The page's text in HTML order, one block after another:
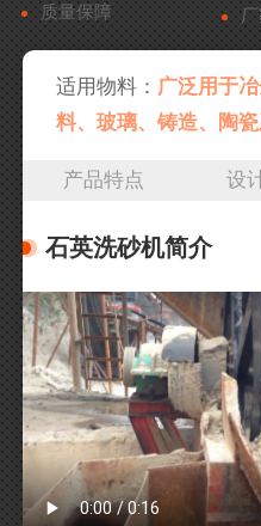
质量保障
适用物料： 广泛用于
料、玻璃、铸造、陶瓷
产品特点 设
石英洗砂机简介